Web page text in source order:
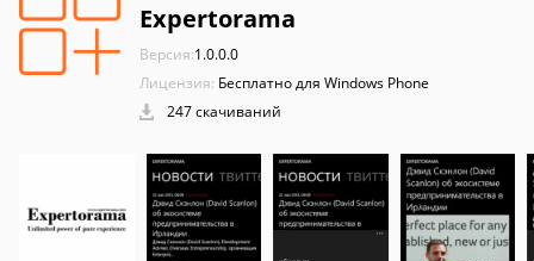
Expertorama
Версия:1.0.0.0
Лицензия: Бесплатно для Windows Phone
247 скачиваний